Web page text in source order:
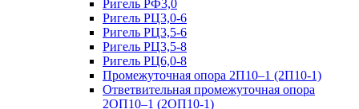
Ригель РФ3,0
Ригель РЦ3,0-6
Ригель РЦ3,5-6
Ригель РЦ3,5-8
Ригель РЦ6,0-8
Промежуточная опора 2П10–1 (2П10-1)
Ответвительная промежуточная опора
2ОП10–1 (2ОП10-1)